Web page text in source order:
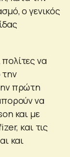
ο γενικός
να
πρώτη
να
και με
και τις
και